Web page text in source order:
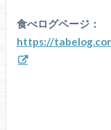
食べログページ：
https://